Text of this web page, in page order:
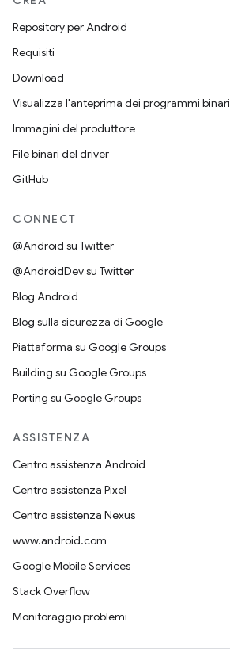
Repository per Android
Requisiti
Download
Visualizza l'anteprima dei programmi binari
Immagini del produttore
File binari del driver
GitHub
CONNECT
@Android su Twitter
@AndroidDev su Twitter
Blog Android
Blog sulla sicurezza di Google
Piattaforma su Google Groups
Building su Google Groups
Porting su Google Groups
ASSISTENZA
Centro assistenza Android
Centro assistenza Pixel
Centro assistenza Nexus
www.android.com
Google Mobile Services
Stack Overflow
Monitoraggio problemi